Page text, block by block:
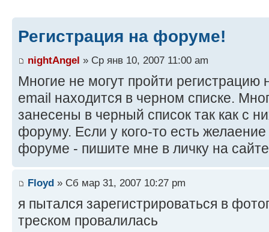
Регистрация на форуме!
nightAngel » Ср янв 10, 2007 11:00 am
Многие не могут пройти регистрацию
email находится в черном списке.
занесены в черный список так как с
форуму. Если у кого-то есть
форуме - пишите мне в личку на
Floyd » Сб мар 31, 2007 10:27 pm
я пытался зарегистрироваться в
треском провалилась